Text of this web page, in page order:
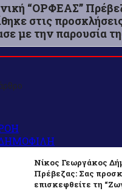
“ΟΡΦΕΑΣ”
στις
με την παρουσία
Νίκος Γεωργάκος
Πρέβεζας: Σας
επισκεφθείτε τη